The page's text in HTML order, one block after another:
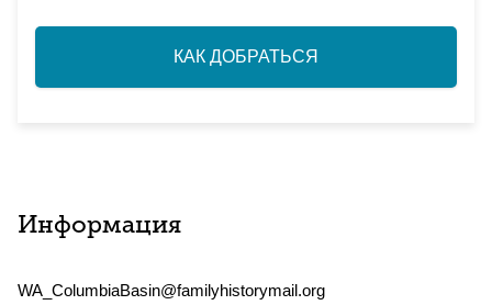
КАК ДОБРАТЬСЯ
Информация
WA_ColumbiaBasin@familyhistorymail.org